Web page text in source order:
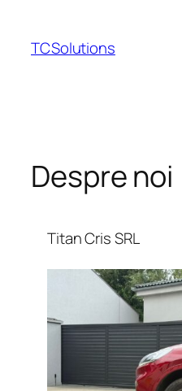
TCSolutions
Despre noi
Titan Cris SRL